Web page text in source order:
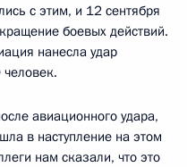
с этим, и 12 сентября
боевых действий.
нанесла удар
авиационного удара,
в наступление на этом
нам сказали, что это